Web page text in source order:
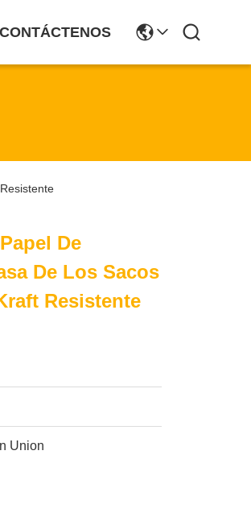
CONTÁCTENOS
De
De Los Sacos
Resistente
Union